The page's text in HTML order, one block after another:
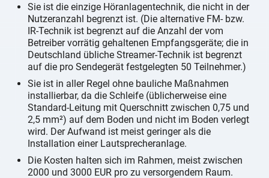
Sie ist die einzige Höranlagentechnik, die nicht in der
Nutzeranzahl begrenzt ist. (Die alternative FM- bzw.
IR-Technik ist begrenzt auf die Anzahl der vom
Betreiber vorrätig gehaltenen Empfangsgeräte; die in
Deutschland übliche Streamer-Technik ist begrenzt
auf die pro Sendegerät festgelegten 50 Teilnehmer.)
Sie ist in aller Regel ohne bauliche Maßnahmen
installierbar, da die Schleife (üblicherweise eine
Standard-Leitung mit Querschnitt zwischen 0,75 und
2,5 mm²) auf dem Boden und nicht im Boden verlegt
wird. Der Aufwand ist meist geringer als die
Installation einer Lautsprecheranlage.
Die Kosten halten sich im Rahmen, meist zwischen
2000 und 3000 EUR pro zu versorgendem Raum.